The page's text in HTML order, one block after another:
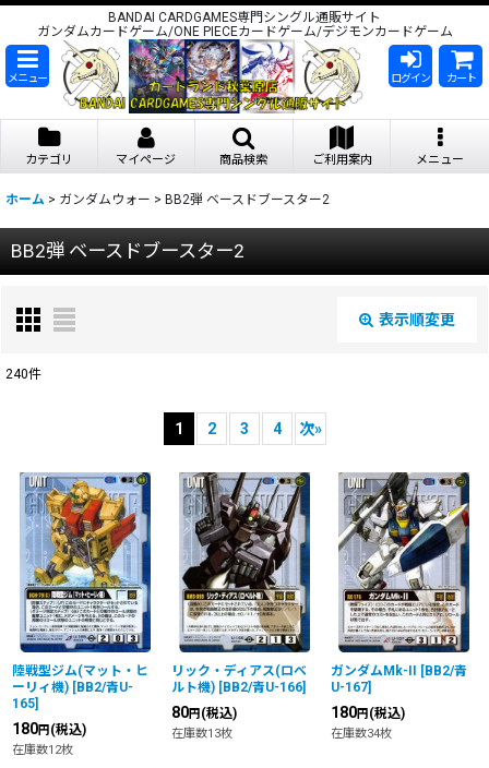
BANDAI CARDGAMES専門シングル通販サイト
ガンダムカードゲーム/ONE PIECEカードゲーム/デジモンカードゲーム
メニュー ログイン カート
カテゴリ マイページ 商品検索 ご利用案内 メニュー
ホーム > ガンダムウォー > BB2弾 ベースドブースター2
BB2弾 ベースドブースター2
表示順変更
並び順:
絞り込む
240件
1 2 3 4 次»
陸戦型ジム(マット・ヒ
ーリィ機) [BB2/青U-
165]
180円 (税込)
在庫数12枚
リック・ディアス(ロベ
ルト機) [BB2/青U-166]
80円 (税込)
在庫数13枚
ガンダムMk-II [BB2/青
U-167]
180円 (税込)
在庫数34枚